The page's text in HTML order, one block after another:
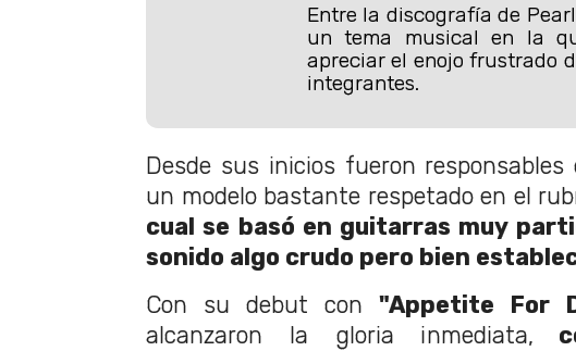
Entre la discografía de
un tema musical en la
apreciar el enojo frustrado
integrantes.
Desde sus inicios fueron responsables
un modelo bastante respetado en el
cual se basó en guitarras muy
sonido algo crudo pero bien
Con su debut con "Appetite For
alcanzaron la gloria inmediata,